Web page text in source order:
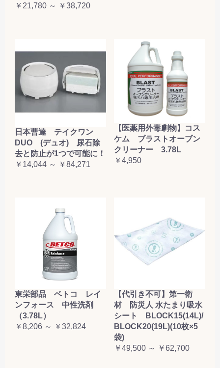
￥21,780 ～ ￥38,720
日本曹達 テイクワン
DUO (デュオ) 尿石除
去と防止が1つで可能に！
￥14,044 ～ ￥84,271
【医薬用外毒劇物】コス
ケム ブラストオーブン
クリーナー 3.78L
￥4,950
東栄部品 ベトコ レイ
ンフォース 中性洗剤
（3.78L）
￥8,206 ～ ￥32,824
【代引き不可】第一衛
材 防災人 水たまり吸水
シート BLOCK15(14L)/
BLOCK20(19L)(10枚×5
袋)
￥49,500 ～ ￥62,700